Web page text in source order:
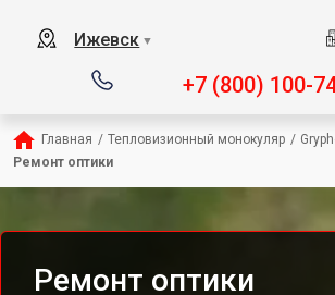
Ижевск ▼
+7 (800) 100-
Главная / Тепловизионный монокуляр /
Ремонт оптики
Ремонт оптики